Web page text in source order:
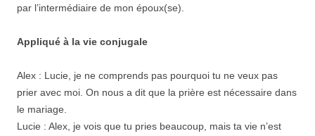
par l’intermédiaire de mon époux(se).
Appliqué à la vie conjugale
Alex : Lucie, je ne comprends pas pourquoi tu ne veux pas
prier avec moi. On nous a dit que la prière est nécessaire dans
le mariage.
Lucie : Alex, je vois que tu pries beaucoup, mais ta vie n’est